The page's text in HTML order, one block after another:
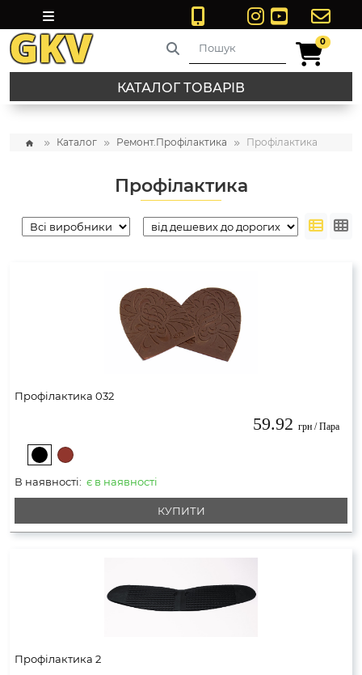
00
КАТАЛОГ ТОВАРІВ
Каталог Ремонт.Профілактика Профілактика
Профілактика
Профілактика 032
59.92 грн / Пара
В наявності: є в наявності
КУПИТИ
Профілактика 2